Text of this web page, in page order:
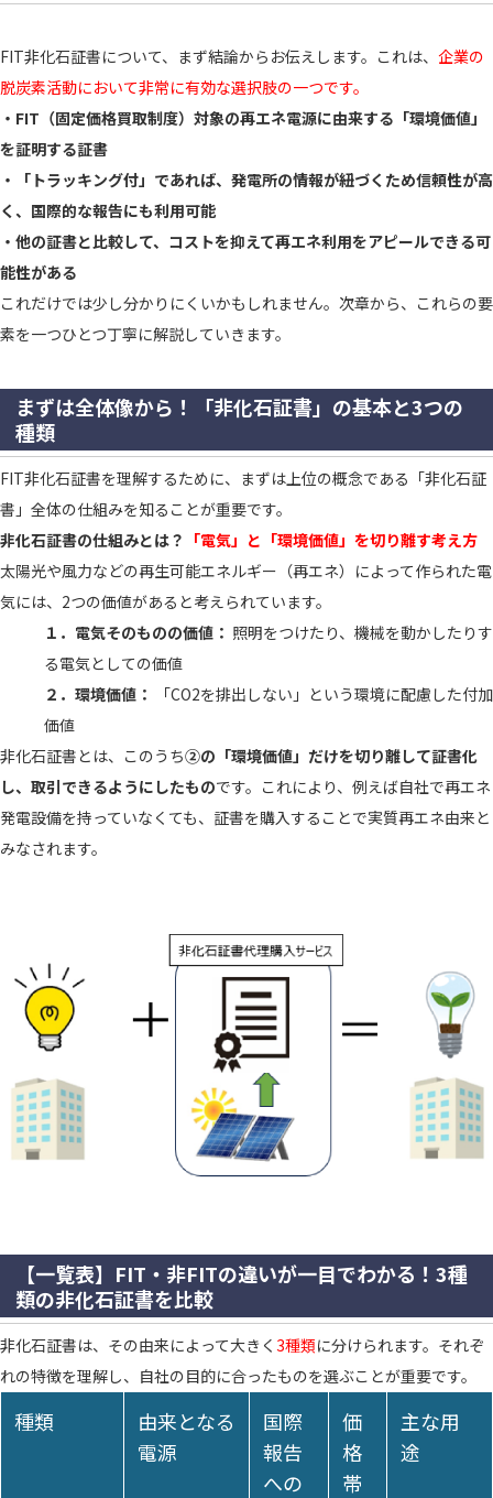
FIT非化石証書について、まず結論からお伝えします。これは、 企業の
脱炭素活動において非常に有効な選択肢の一つです。
・FIT（固定価格買取制度）対象の再エネ電源に由来する「環境価値」
を証明する証書
・「トラッキング付」であれば、発電所の情報が紐づくため信頼性が高
く、国際的な報告にも利用可能
・他の証書と比較して、コストを抑えて再エネ利用をアピールできる可
能性がある
これだけでは少し分かりにくいかもしれません。次章から、これらの要
素を一つひとつ丁寧に解説していきます。
まずは全体像から！「非化石証書」の基本と3つの
種類
FIT非化石証書を理解するために、まずは上位の概念である「非化石証
書」全体の仕組みを知ることが重要です。
非化石証書の仕組みとは？ 「電気」と「環境価値」を切り離す考え方
太陽光や風力などの再生可能エネルギー（再エネ）によって作られた電
気には、2つの価値があると考えられています。
１．電気そのものの価値： 照明をつけたり、機械を動かしたりす
る電気としての価値
２．環境価値：
「CO2を排出しない」という環境に配慮した付加
価値
非化石証書とは、このうち②の「環境価値」だけを切り離して証書化
し、取引できるようにしたものです。これにより、例えば自社で再エネ
発電設備を持っていなくても、証書を購入することで実質再エネ由来と
みなされます。
【一覧表】FIT・非FITの違いが一目でわかる！3種
類の非化石証書を比較
非化石証書は、その由来によって大きく 3種類に分けられます。それぞ
れの特徴を理解し、自社の目的に合ったものを選ぶことが重要です。
種類
由来となる
電源
国際
報告
への
価
格
帯
主な用
途